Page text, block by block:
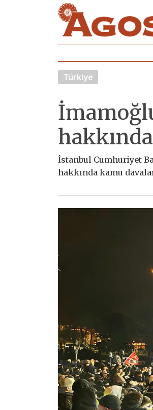
Türkiye
İstanbul Cumhuriyet
hakkında kamu